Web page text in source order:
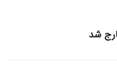
سوخت
۳ مارس به بندر فجیره به عنوان یکی از
شد